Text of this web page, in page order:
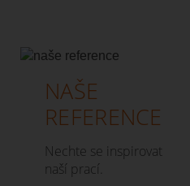
NAŠE
REFERENCE
Nechte se inspirovat
naší prací.